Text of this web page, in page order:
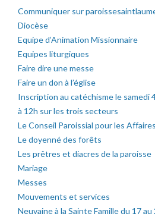
Communiquer sur
Diocèse
Equipe d’Animation Missionnaire
Equipes liturgiques
Faire dire une messe
Faire un don à l’église
Inscription au catéchisme le samedi
à 12h sur les trois secteurs
Le Conseil Paroissial pour les
Le doyenné des forêts
Les prêtres et diacres de la paroisse
Mariage
Messes
Mouvements et services
Neuvaine à la Sainte Famille du 17